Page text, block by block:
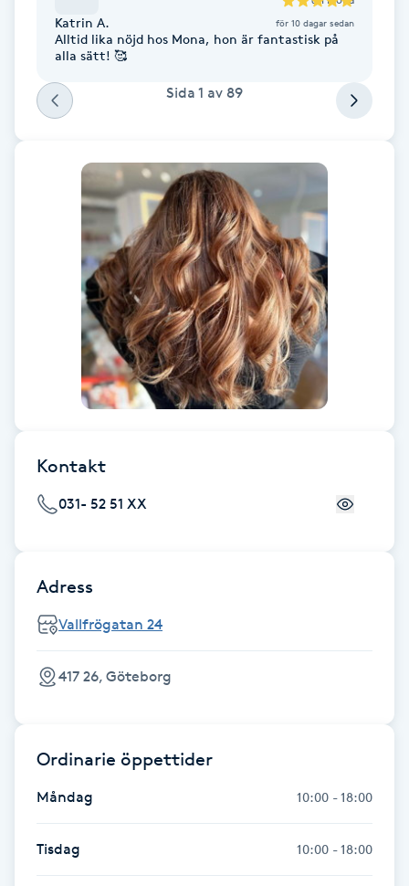
Herrklippning
Hollywood Peel
Hot Stone Massage
Hot yoga
Hudvård
Hyaluronsyra
Hyperhidros
Hårborttagning
Hårbottenbehandling
Katrin A. för 10 dagar sedan
Alltid lika nöjd hos Mona, hon är fantastisk på
alla sätt! 🥰
Sida 1 av 89
Kontakt
031- 52 51 XX
Adress
Vallfrögatan 24
417 26, Göteborg
Ordinarie öppettider
Måndag 10:00 - 18:00
Tisdag 10:00 - 18:00